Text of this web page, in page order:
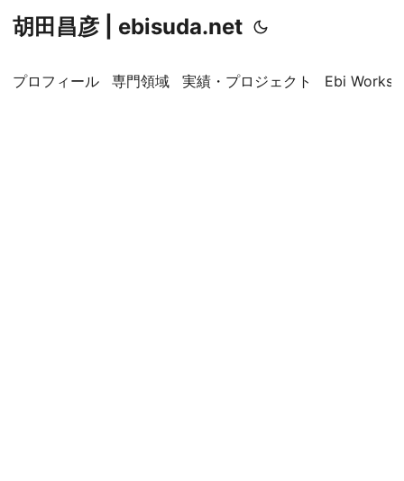
胡田昌彦 | ebisuda.net
プロフィール 専門領域 実績・プロジェクト Ebi